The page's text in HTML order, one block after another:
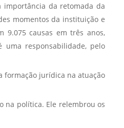
de Zoologia
Normas Laboratório
de Botânica
de Informática
importância da retomada da
momentos da instituição e
9.075 causas em três anos,
uma responsabilidade, pelo
formação jurídica na atuação
na política. Ele relembrou os